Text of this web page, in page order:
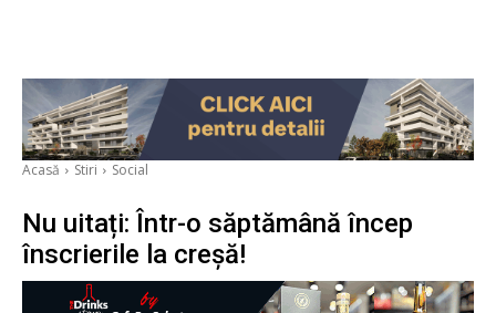
Acasă Stiri Social
Nu uitați: Într-o săptămână încep
înscrierile la creșă!